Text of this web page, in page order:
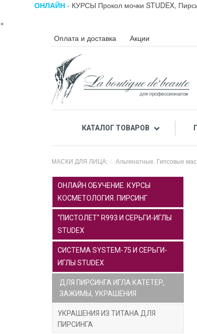
ОНЛАЙН - КУРСЫ Прокол мочки STUDEX,
×
Оплата и доставка
Акции
КАТАЛОГ ТОВАРОВ
МАСКИ ДЛЯ ЛИЦА: Альгинатные. Гипсовые
ОНЛАЙН ОБУЧЕНИЕ. КУРСЫ
КОСМЕТОЛОГИЯ. ПИРСИНГ
"ПИСТОЛЕТ" R993 И СЕРЬГИ-ИГЛЫ
STUDEX
СИСТЕМА SYSTEM-75 И СЕРЬГИ-
ИГЛЫ STUDEX
ДЛЯ ПИРСИНГА ИГЛА КАТЕТЕР,
ЗАЖИМЫ, УКРАШЕНИЯ
УКРАШЕНИЯ ИЗ ТИТАНА ДЛЯ
ПИРСИНГА